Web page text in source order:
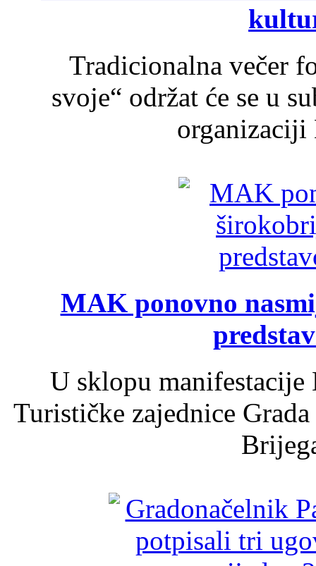
Tradicionalna večer
svoje“ održat će se u
organizaciji
MAK ponovno
U sklopu
Turističke zajednice